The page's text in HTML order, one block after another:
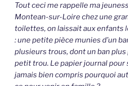
Tout ceci me rappelle ma
Montean-sur-Loire chez une
toilettes, on laissait aux enfants
: une petite pièce munies d’un
plusieurs trous, dont un ban plus
petit trou. Le papier journal pour
jamais bien compris pourquoi